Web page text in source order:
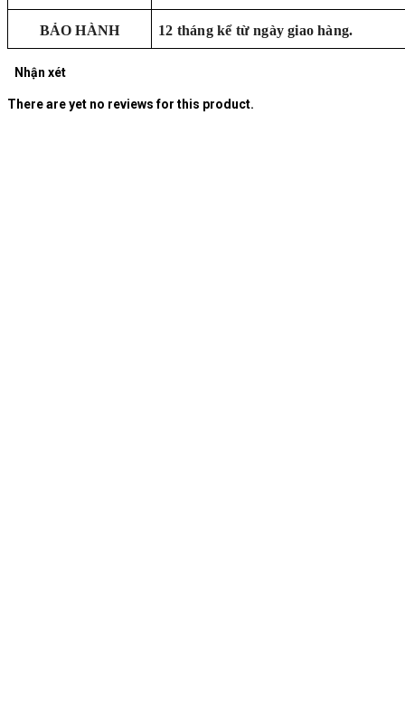
BẢO HÀNH 12 tháng kể từ ngày giao hàng.
Nhận xét
There are yet no reviews for this product.